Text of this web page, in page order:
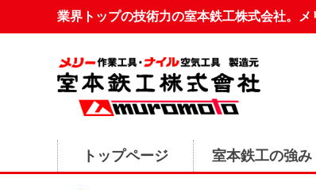
業界トップの技術力の室本鉄工株式会社。
トップページ 室本鉄工の強み